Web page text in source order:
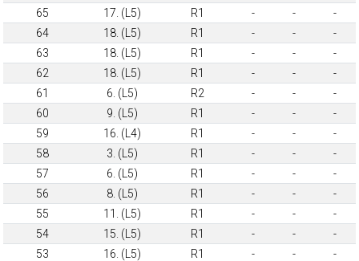
65
17. (L5) R1 - -
-
64
18. (L5) R1 - -
-
63
18. (L5) R1 - -
-
62
18. (L5) R1 - -
-
61
6. (L5) R2 - -
-
60
9. (L5) R1 - -
-
59
16. (L4) R1 - -
-
58
3. (L5) R1 - -
-
57
6. (L5) R1 - -
-
56
8. (L5) R1 - -
-
55
11. (L5) R1 - -
-
54
15. (L5) R1 - -
-
53
16. (L5) R1 - -
-